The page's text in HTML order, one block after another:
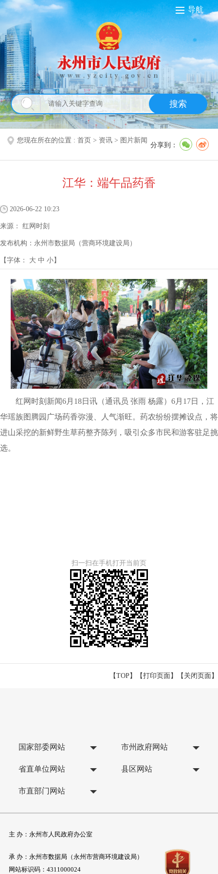
导航
搜索
您现在所在的位置 : 首页 > 资讯 > 图片新闻
分享到：
江华：端午品药香
2026-06-22 10:23
来源： 红网时刻
发布机构： 永州市数据局（营商环境建设局）
【字体： 大 中 小】
红网时刻新闻6月18日讯 （通讯员 张雨 杨露）6月17日，江
华瑶族图腾园广场药香弥漫、人气渐旺。药农纷纷摆摊设点，将
进山采挖的新鲜野生草药整齐陈列，吸引众多市民和游客驻足挑
选。
扫一扫在手机打开当前页
【TOP】 【打印页面】【 关闭页面】
国家部委网站 市州政府网站
省直单位网站 县区网站
市直部门网站
主 办：永州市人民政府办公室
承 办：永州市数据局（永州市营商环境建设局）
网站标识码：4311000024